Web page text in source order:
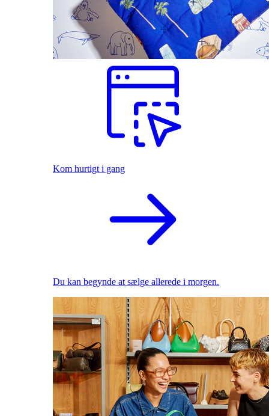
Kom hurtigt i gang
Du kan begynde at sælge allerede i morgen.